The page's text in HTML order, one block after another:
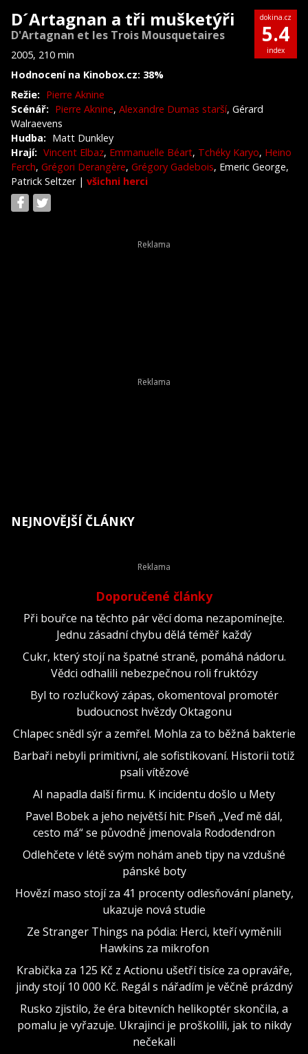
D´Artagnan a tři mušketýři
D'Artagnan et les Trois Mousquetaires
2005, 210 min
Hodnocení na Kinobox.cz: 38%
dokina.cz
5.4
index
Režie: Pierre Aknine
Scénář: Pierre Aknine, Alexandre Dumas starší, Gérard
Walraevens
Hudba: Matt Dunkley
Hrají: Vincent Elbaz, Emmanuelle Béart, Tchéky Karyo, Heino
Ferch, Grégori Derangère, Grégory Gadebois, Emeric George,
Patrick Seltzer | všichni herci
NEJNOVĚJŠÍ ČLÁNKY
Doporučené články
Při bouřce na těchto pár věcí doma nezapomínejte.
Jednu zásadní chybu dělá téměř každý
Cukr, který stojí na špatné straně, pomáhá nádoru.
Vědci odhalili nebezpečnou roli fruktózy
Byl to rozlučkový zápas, okomentoval promotér
budoucnost hvězdy Oktagonu
Chlapec snědl sýr a zemřel. Mohla za to běžná bakterie
Barbaři nebyli primitivní, ale sofistikovaní. Historii totiž
psali vítězové
AI napadla další firmu. K incidentu došlo u Mety
Pavel Bobek a jeho největší hit: Píseň „Veď mě dál,
cesto má“ se původně jmenovala Rododendron
Odlehčete v létě svým nohám aneb tipy na vzdušné
pánské boty
Hovězí maso stojí za 41 procenty odlesňování planety,
ukazuje nová studie
Ze Stranger Things na pódia: Herci, kteří vyměnili
Hawkins za mikrofon
Krabička za 125 Kč z Actionu ušetří tisíce za opraváře,
jindy stojí 10 000 Kč. Regál s nářadím je věčně prázdný
Rusko zjistilo, že éra bitevních helikoptér skončila, a
pomalu je vyřazuje. Ukrajinci je proškolili, jak to nikdy
nečekali